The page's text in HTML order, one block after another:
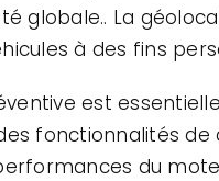
globale.. La
à des fins
est
fonctionnalités
du